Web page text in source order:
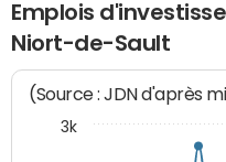
Emplois
Niort-de-Sault
(Source : JDN d'après
3k